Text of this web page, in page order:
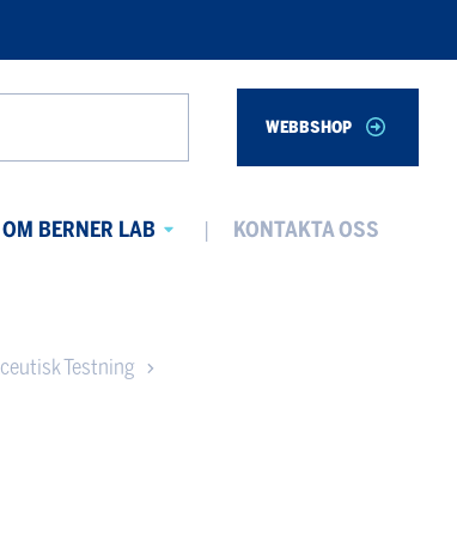
WEBBSHOP
OM BERNER LAB
KONTAKTA OSS
Testning